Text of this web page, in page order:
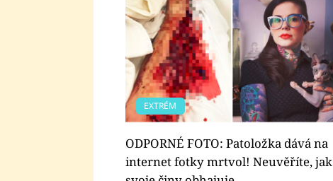
EXTRÉM
ODPORNÉ FOTO: Patoložka dává na
internet fotky mrtvol! Neuvěříte, jak